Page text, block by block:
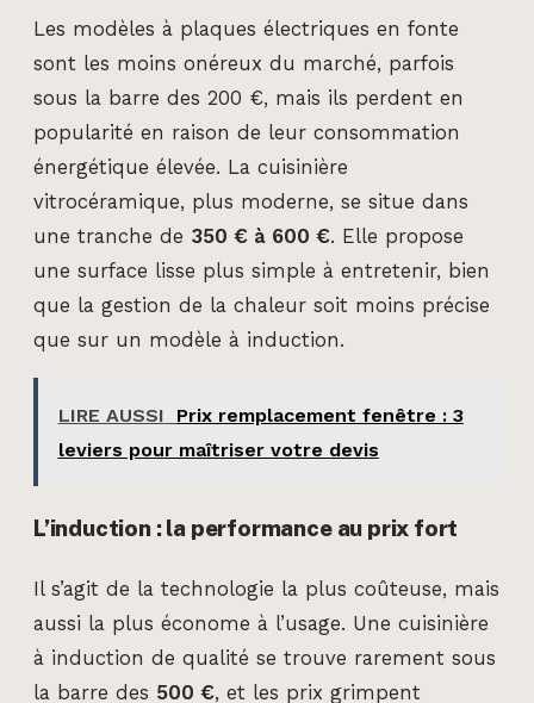
Les modèles à plaques électriques en fonte
sont les moins onéreux du marché, parfois
sous la barre des 200 €, mais ils perdent en
popularité en raison de leur consommation
énergétique élevée. La cuisinière
vitrocéramique, plus moderne, se situe dans
une tranche de 350 € à 600 €. Elle propose
une surface lisse plus simple à entretenir, bien
que la gestion de la chaleur soit moins précise
que sur un modèle à induction.
LIRE AUSSI
Prix remplacement fenêtre : 3
leviers pour maîtriser votre devis
L’induction : la performance au prix fort
Il s’agit de la technologie la plus coûteuse, mais
aussi la plus économe à l’usage. Une cuisinière
à induction de qualité se trouve rarement sous
la barre des 500 €, et les prix grimpent